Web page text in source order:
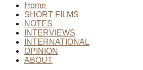
Home
SHORT FILMS
NOTES
INTERVIEWS
INTERNATIONAL
OPINION
ABOUT